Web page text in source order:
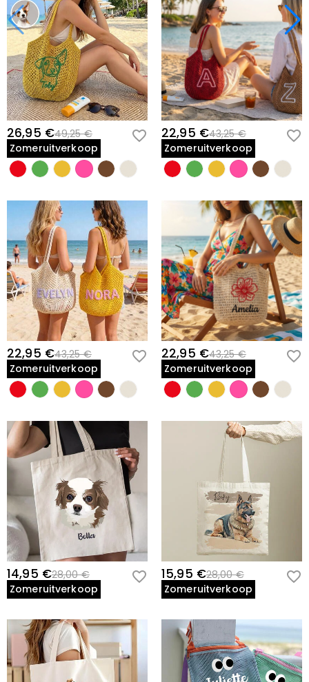
26,95 €49,25 €
Zomeruitverkoop
22,95 €43,25 €
Zomeruitverkoop
22,95 €43,25 €
Zomeruitverkoop
22,95 €43,25 €
Zomeruitverkoop
14,95 €28,00 €
Zomeruitverkoop
15,95 €28,00 €
Zomeruitverkoop